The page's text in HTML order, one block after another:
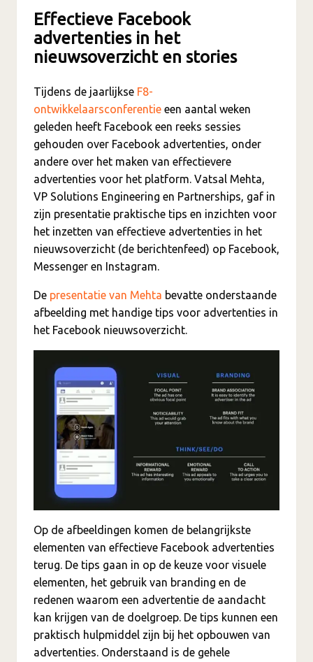
Effectieve Facebook
advertenties in het
nieuwsoverzicht en stories
Tijdens de jaarlijkse F8-
ontwikkelaarsconferentie een aantal weken
geleden heeft Facebook een reeks sessies
gehouden over Facebook advertenties, onder
andere over het maken van effectievere
advertenties voor het platform. Vatsal Mehta,
VP Solutions Engineering en Partnerships, gaf in
zijn presentatie praktische tips en inzichten voor
het inzetten van effectieve advertenties in het
nieuwsoverzicht (de berichtenfeed) op Facebook,
Messenger en Instagram.
De presentatie van Mehta bevatte onderstaande
afbeelding met handige tips voor advertenties in
het Facebook nieuwsoverzicht.
Op de afbeeldingen komen de belangrijkste
elementen van effectieve Facebook advertenties
terug. De tips gaan in op de keuze voor visuele
elementen, het gebruik van branding en de
redenen waarom een advertentie de aandacht
kan krijgen van de doelgroep. De tips kunnen een
praktisch hulpmiddel zijn bij het opbouwen van
advertenties. Onderstaand is de gehele